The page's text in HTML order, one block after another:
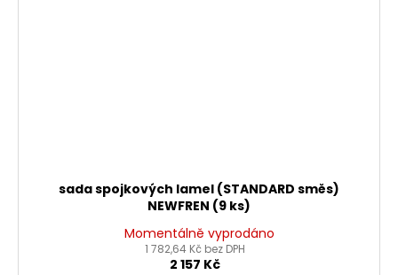
sada spojkových lamel (STANDARD směs)
NEWFREN (9 ks)
Momentálně vyprodáno
1 782,64 Kč bez DPH
2 157 Kč